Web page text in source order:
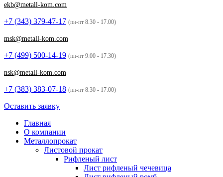
ekb@metall-kom.com
+7 (343) 379-47-17 (пн-пт 8.30 - 17.00)
msk@metall-kom.com
+7 (499) 500-14-19 (пн-пт 9:00 - 17.30)
nsk@metall-kom.com
+7 (383) 383-07-18 (пн-пт 8.30 - 17.00)
Оставить заявку
Главная
О компании
Металлопрокат
Листовой прокат
Рифленый лист
Лист рифленый чечевица